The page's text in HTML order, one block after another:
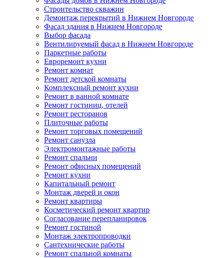
Строительство скважин
Демонтаж перекрытий в Нижнем Новгороде
Фасад здания в Нижнем Новгороде
Выбор фасада
Вентилируемый фасад в Нижнем Новгороде
Паркетные работы
Евроремонт кухни
Ремонт комнат
Ремонт детской комнаты
Комплексный ремонт кухни
Ремонт в ванной комнате
Ремонт гостиниц, отелей
Ремонт ресторанов
Плиточные работы
Ремонт торговых помещений
Ремонт санузла
Электромонтажные работы
Ремонт спальни
Ремонт офисных помещений
Ремонт кухни
Капитальный ремонт
Монтаж дверей и окон
Ремонт квартиры
Косметический ремонт квартир
Согласование перепланировок
Ремонт гостиной
Монтаж электропроводки
Сантехнические работы
Ремонт спальной комнаты